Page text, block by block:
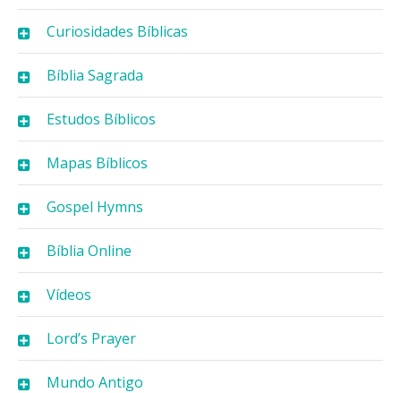
Curiosidades Bíblicas
Bíblia Sagrada
Estudos Bíblicos
Mapas Bíblicos
Gospel Hymns
Bíblia Online
Vídeos
Lord’s Prayer
Mundo Antigo